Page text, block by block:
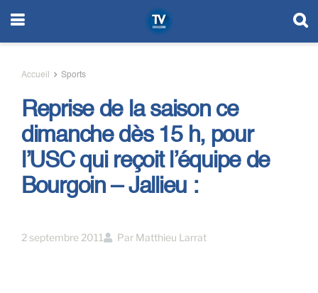
Accueil Sports
Reprise de la saison ce
dimanche dès 15 h, pour
l’USC qui reçoit l’équipe de
Bourgoin – Jallieu :
2 septembre 2011 Par Matthieu Larrat